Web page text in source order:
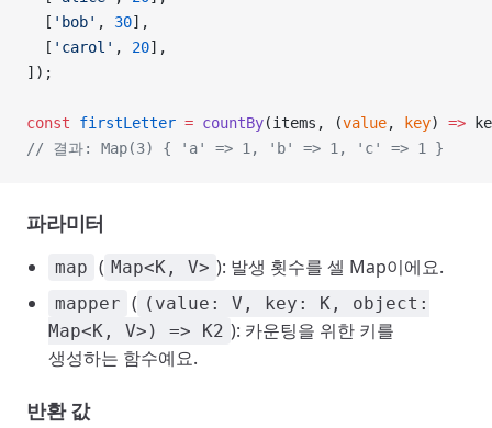
  [
'bob' , 30],
  [
'carol' , 20],
]);
const firstLetter = countBy(items, (value, key) =>
// 결과: Map(3) { 'a' => 1, 'b' => 1, 'c' => 1 }
파라미터
map ( Map<K, V> ): 발생 횟수를 셀 Map이에요.
mapper ( (value: V, key: K, object:
Map<K, V>) => K2 ): 카운팅을 위한 키를
생성하는 함수예요.
반환 값